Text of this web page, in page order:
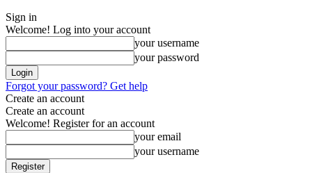
Sign in
Welcome! Log into your account
your username
your password
Forgot your password? Get help
Create an account
Create an account
Welcome! Register for an account
your email
your username